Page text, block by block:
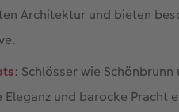
Architektur und bieten
: Schlösser wie
und barocke Pracht